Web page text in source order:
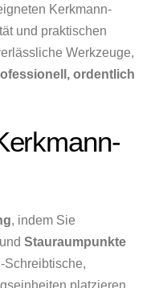
Kerkmann-
und praktischen
Werkzeuge,
ordentlich
, indem Sie
undStauraumpunkte
Schreibtische,